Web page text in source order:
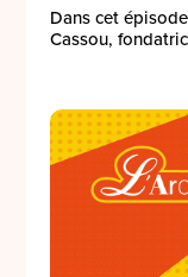
Dans cet
Cassou,